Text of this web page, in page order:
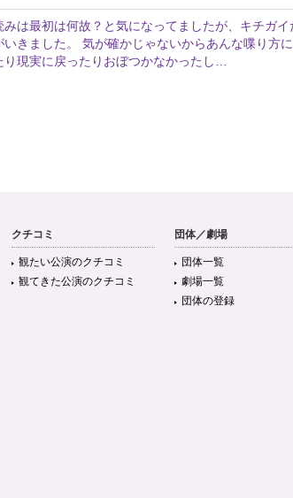
みは最初は何故？と気になってましたが、キチガ
いきました。 気が確かじゃないからあんな喋り方
り現実に戻ったりおぼつかなかったし…
クチコミ
観たい公演のクチコミ
観てきた公演のクチコミ
団体／劇場
団体一覧
劇場一覧
団体の登録